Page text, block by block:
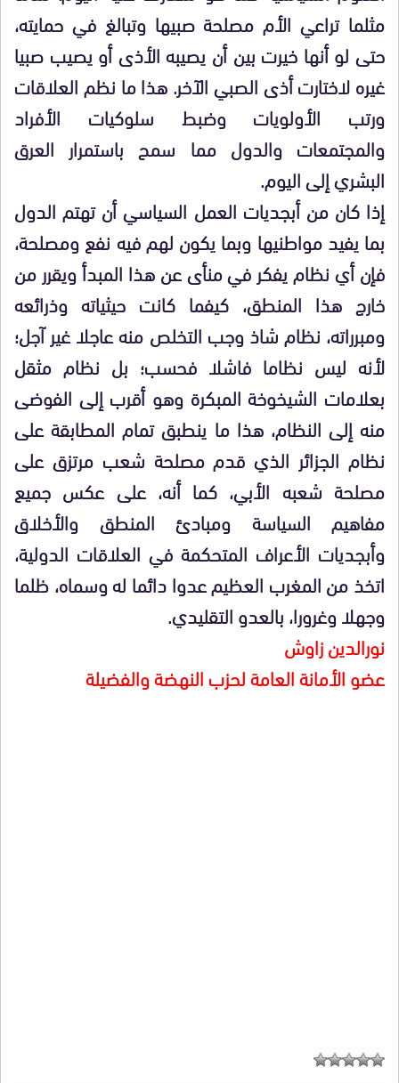
مثلما تراعي الأم مصلحة صبيها وتبالغ في حمايته،
حتى لو أنها خيرت بين أن يصيبه الأذى أو يصيب صبيا
غيره لاختارت أذى الصبي الآخر. هذا ما نظم العلاقات
ورتب الأولويات وضبط سلوكيات الأفراد
والمجتمعات والدول مما سمح باستمرار العرق
البشري إلى اليوم.
إذا كان من أبجديات العمل السياسي أن تهتم الدول
بما يفيد مواطنيها وبما يكون لهم فيه نفع ومصلحة،
فإن أي نظام يفكر في منأى عن هذا المبدأ ويقرر من
خارج هذا المنطق، كيفما كانت حيثياته وذرائعه
ومبرراته، نظام شاذ وجب التخلص منه عاجلا غير آجل؛
لأنه ليس نظاما فاشلا فحسب؛ بل نظام مثقل
بعلامات الشيخوخة المبكرة وهو أقرب إلى الفوضى
منه إلى النظام، هذا ما ينطبق تمام المطابقة على
نظام الجزائر الذي قدم مصلحة شعب مرتزق على
مصلحة شعبه الأبي، كما أنه، على عكس جميع
مفاهيم السياسة ومبادئ المنطق والأخلاق
وأبجديات الأعراف المتحكمة في العلاقات الدولية،
اتخذ من المغرب العظيم عدوا دائما له وسماه، ظلما
وجهلا وغرورا، بالعدو التقليدي.
نورالدين زاوش
عضو الأمانة العامة لحزب النهضة والفضيلة